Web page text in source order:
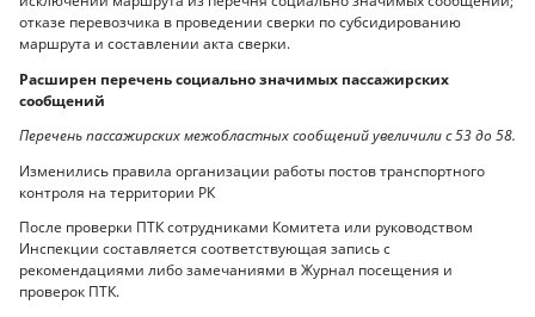
отказе перевозчика в проведении сверки по субсидированию
маршрута и составлении акта сверки.
Расширен перечень социально значимых пассажирских
сообщений
Перечень пассажирских межобластных сообщений увеличили с 53 до 58.
Изменились правила организации работы постов транспортного
контроля на территории РК
После проверки ПТК сотрудниками Комитета или руководством
Инспекции составляется соответствующая запись с
рекомендациями либо замечаниями в Журнал посещения и
проверок ПТК.